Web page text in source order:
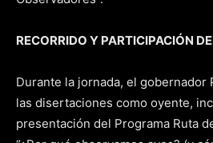
RECORRIDO Y PARTICIPACIÓN
Durante la jornada, el gobernador
las disertaciones como oyente,
presentación del Programa Ruta